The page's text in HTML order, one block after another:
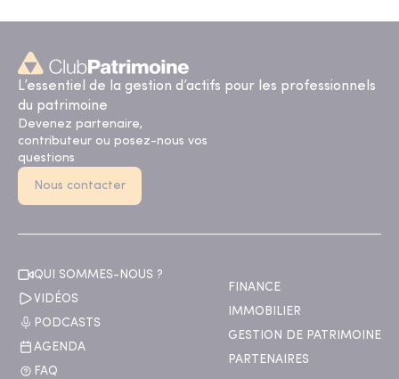
L’essentiel de la gestion d’actifs pour les professionnels
du patrimoine
Devenez partenaire,
contributeur ou posez-nous vos
questions
Nous contacter
QUI SOMMES-NOUS ?
VIDÉOS
PODCASTS
AGENDA
FAQ
FINANCE
IMMOBILIER
GESTION DE PATRIMOINE
PARTENAIRES